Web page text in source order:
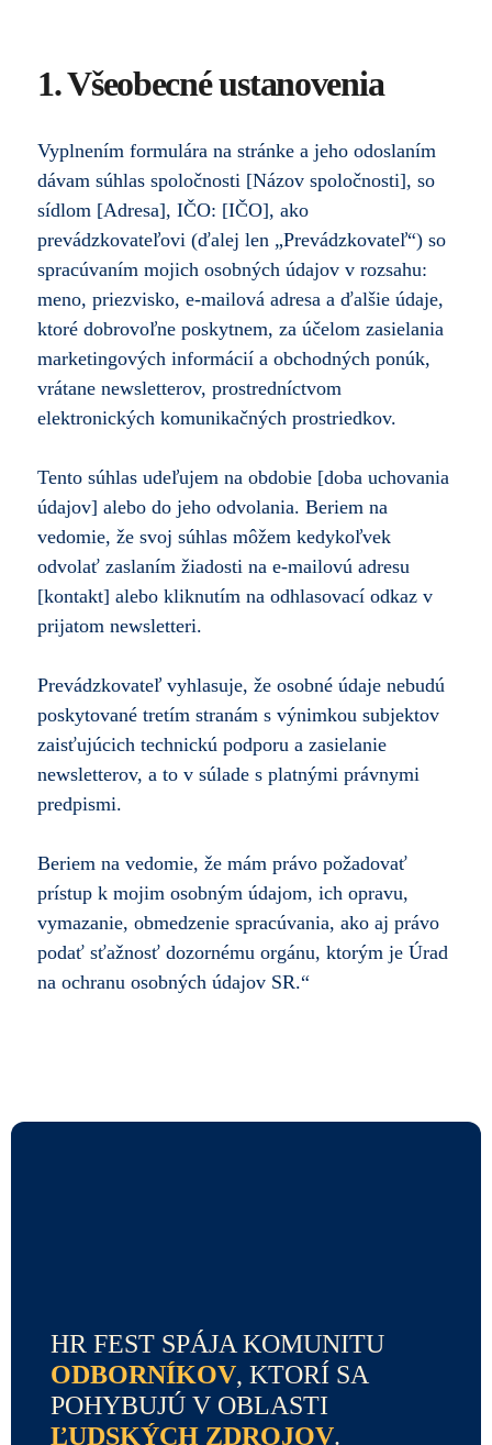
1. Všeobecné ustanovenia
Vyplnením formulára na stránke a jeho odoslaním
dávam súhlas spoločnosti [Názov spoločnosti], so
sídlom [Adresa], IČO: [IČO], ako
prevádzkovateľovi (ďalej len „Prevádzkovateľ“) so
spracúvaním mojich osobných údajov v rozsahu:
meno, priezvisko, e-mailová adresa a ďalšie údaje,
ktoré dobrovoľne poskytnem, za účelom zasielania
marketingových informácií a obchodných ponúk,
vrátane newsletterov, prostredníctvom
elektronických komunikačných prostriedkov.
Tento súhlas udeľujem na obdobie [doba uchovania
údajov] alebo do jeho odvolania. Beriem na
vedomie, že svoj súhlas môžem kedykoľvek
odvolať zaslaním žiadosti na e-mailovú adresu
[kontakt] alebo kliknutím na odhlasovací odkaz v
prijatom newsletteri.
Prevádzkovateľ vyhlasuje, že osobné údaje nebudú
poskytované tretím stranám s výnimkou subjektov
zaisťujúcich technickú podporu a zasielanie
newsletterov, a to v súlade s platnými právnymi
predpismi.
Beriem na vedomie, že mám právo požadovať
prístup k mojim osobným údajom, ich opravu,
vymazanie, obmedzenie spracúvania, ako aj právo
podať sťažnosť dozornému orgánu, ktorým je Úrad
na ochranu osobných údajov SR.“
HR FEST SPÁJA KOMUNITU
ODBORNÍKOV, KTORÍ SA
POHYBUJÚ V OBLASTI
ĽUDSKÝCH ZDROJOV.